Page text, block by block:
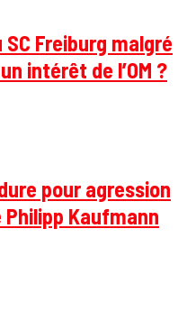
Freiburg malgré
intérêt de l’OM ?
pour agression
Philipp Kaufmann